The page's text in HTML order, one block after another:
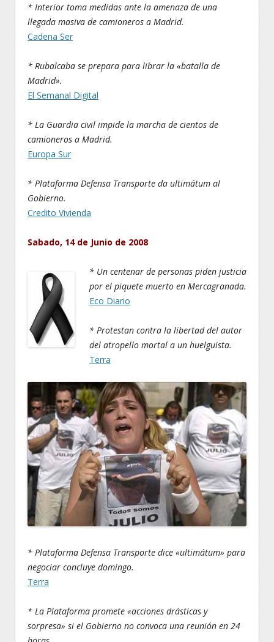
* Interior toma medidas ante la amenaza de una
llegada masiva de camioneros a Madrid.
Cadena Ser
* Rubalcaba se prepara para librar la «batalla de
Madrid».
El Semanal Digital
* La Guardia civil impide la marcha de cientos de
camioneros a Madrid.
Europa Sur
* Plataforma Defensa Transporte da ultimátum al
Gobierno.
Credito Vivienda
Sabado, 14 de Junio de 2008
* Un centenar de personas piden justicia
por el piquete muerto en Mercagranada.
Eco Diario
* Protestan contra la libertad del autor
del atropello mortal a un huelguista.
Terra
* Plataforma Defensa Transporte dice «ultimátum» para
negociar concluye domingo.
Terra
* La Plataforma promete «acciones drásticas y
sorpresa» si el Gobierno no convoca una reunión en 24